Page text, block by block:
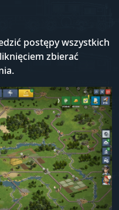
postępy wszystkich
zbierać